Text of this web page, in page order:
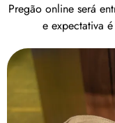
Pregão online será
e expectativa